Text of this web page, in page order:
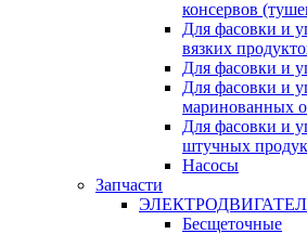
консервов
Для фасовки и
вязких
Для фасовки и
Для фасовки и
маринованных
Для фасовки и
штучных
Насосы
Запчасти
Бесщеточные